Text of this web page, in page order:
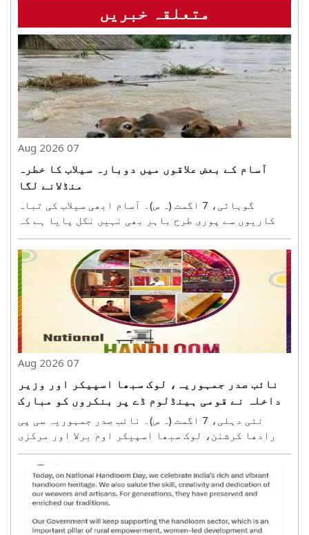
متعلقہ خبریں
07 Aug 2026
آسام کے بعض علاقوں میں دوبارہ سیلاب کا خطرہ
منڈلانے لگا
گوہاٹی، 7 اگست (ہ س)۔ آسام ابھی سیلاب کی تباہ
کاریوں سے پوری طرح باہر بھی نہیں نکل پایا ہے کہ
ہوگیا ہے۔ بالائی آسام کے بنیادی طور پر چار اضلاع
شیوساگر، چرائیدیو، جورہاٹ اور گولاگھاٹ شدید
متاثر ہوئے ہیں۔..
07 Aug 2026
نائب صدر جمہوریہ، لوک سبھا اسپیکر اور وزیر
داخلہ نے قومی ہینڈلوم ڈے پر بنکروں کو مبارک
نئی دہلی، 7 اگست (ہ س)۔ نائب صدر جمہوریہ سی پی
رادھا کرشنن، لوک سبھا اسپیکر اوم برلا اور مرکزی
جمعہ کو قومی ہینڈلوم ڈے کے موقع پر ملک بھر کے تمام
بنکروں کو دلی مبارک باد پیش کی۔ نائب صدر جمہوریہ